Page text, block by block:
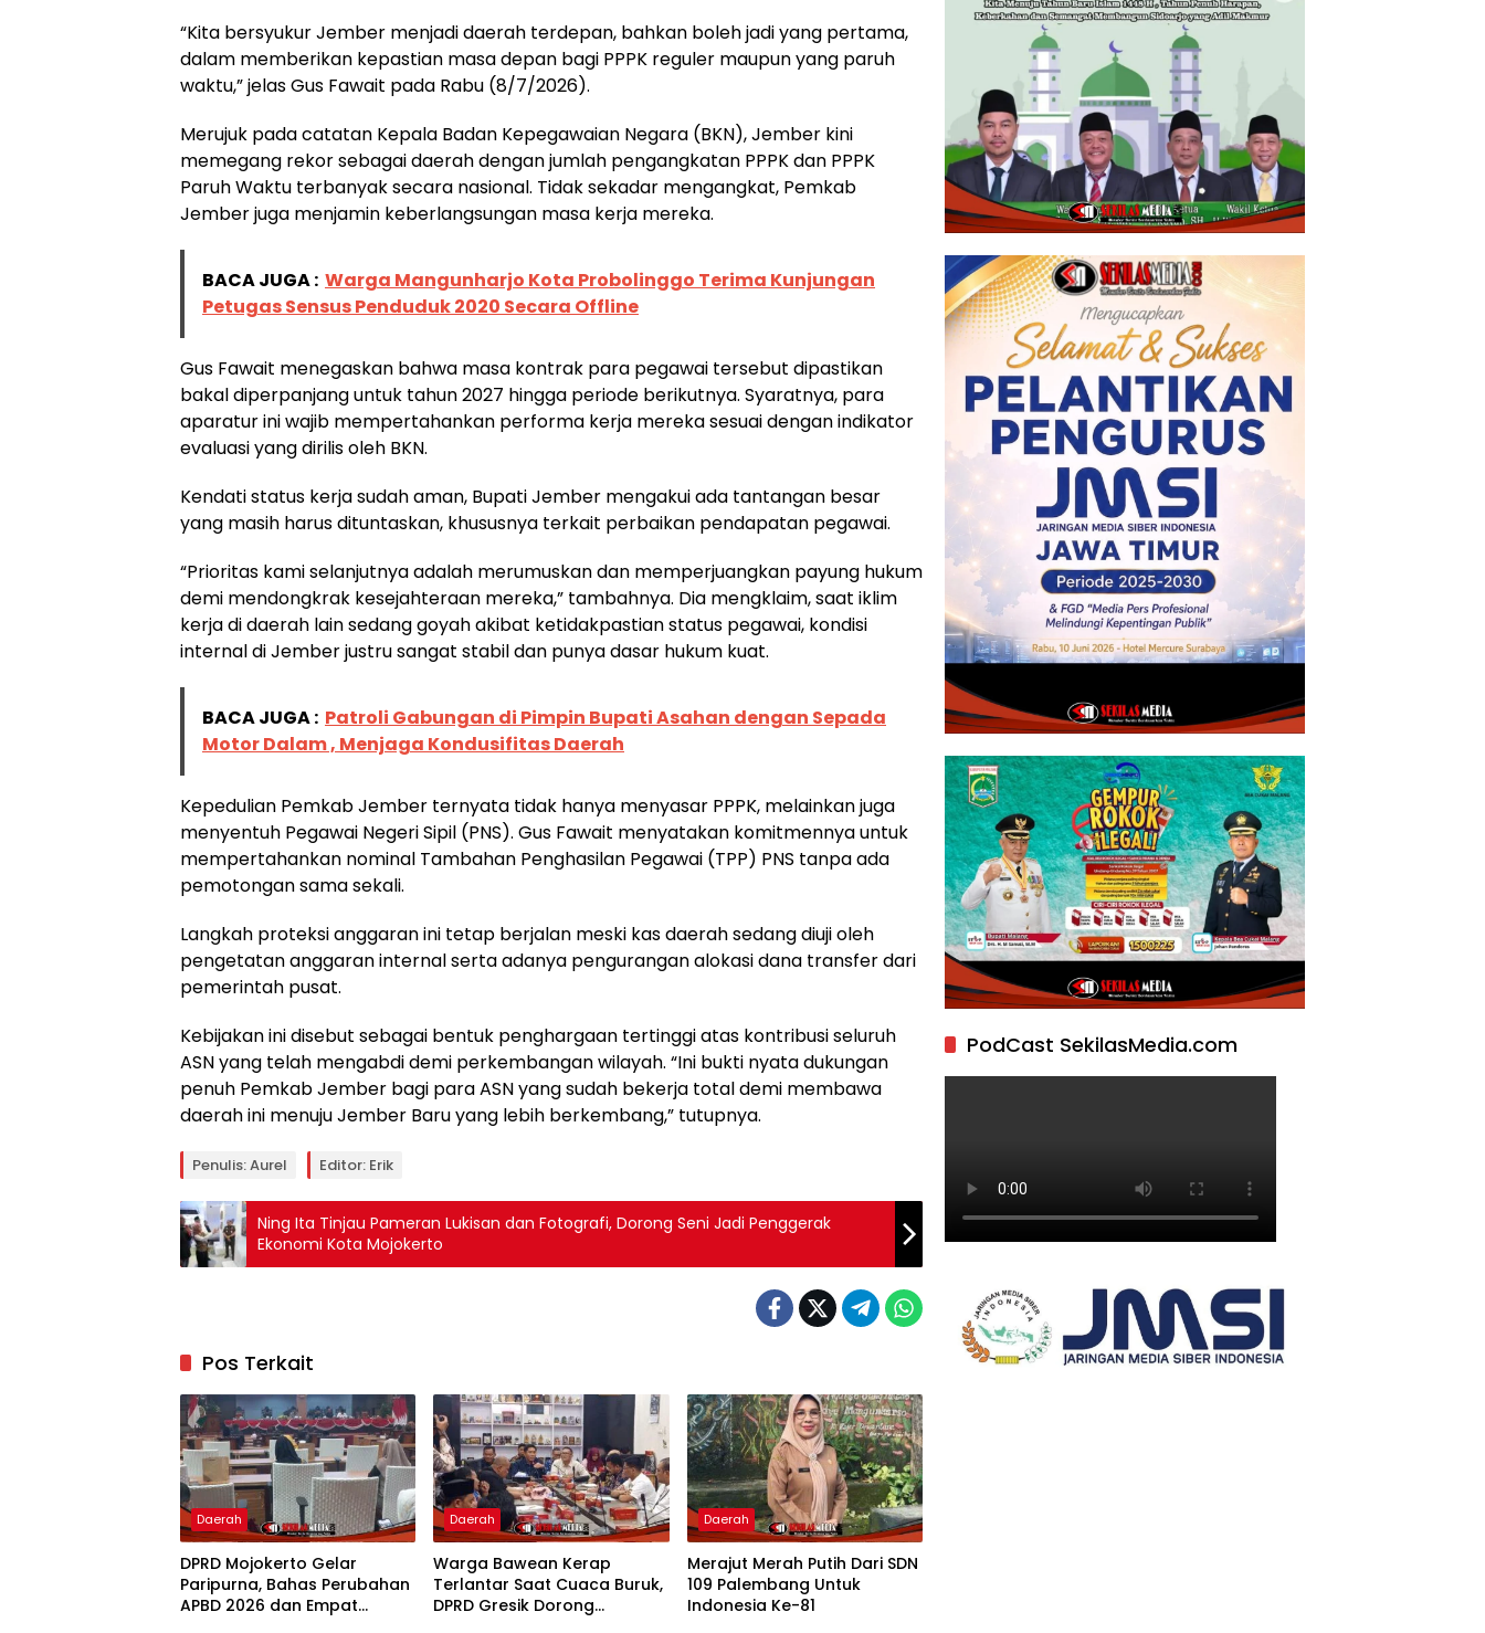
“Kita bersyukur Jember menjadi daerah terdepan, bahkan boleh jadi yang pertama,
dalam memberikan kepastian masa depan bagi PPPK reguler maupun yang paruh
waktu,” jelas Gus Fawait pada Rabu (8/7/2026).
Merujuk pada catatan Kepala Badan Kepegawaian Negara (BKN), Jember kini
memegang rekor sebagai daerah dengan jumlah pengangkatan PPPK dan PPPK
Paruh Waktu terbanyak secara nasional. Tidak sekadar mengangkat, Pemkab
Jember juga menjamin keberlangsungan masa kerja mereka.
BACA JUGA : Warga Mangunharjo Kota Probolinggo Terima Kunjungan
Petugas Sensus Penduduk 2020 Secara Offline
Gus Fawait menegaskan bahwa masa kontrak para pegawai tersebut dipastikan
bakal diperpanjang untuk tahun 2027 hingga periode berikutnya. Syaratnya, para
aparatur ini wajib mempertahankan performa kerja mereka sesuai dengan indikator
evaluasi yang dirilis oleh BKN.
Kendati status kerja sudah aman, Bupati Jember mengakui ada tantangan besar
yang masih harus dituntaskan, khususnya terkait perbaikan pendapatan pegawai.
“Prioritas kami selanjutnya adalah merumuskan dan memperjuangkan payung hukum
demi mendongkrak kesejahteraan mereka,” tambahnya. Dia mengklaim, saat iklim
kerja di daerah lain sedang goyah akibat ketidakpastian status pegawai, kondisi
internal di Jember justru sangat stabil dan punya dasar hukum kuat.
BACA JUGA : Patroli Gabungan di Pimpin Bupati Asahan dengan Sepada
Motor Dalam , Menjaga Kondusifitas Daerah
Kepedulian Pemkab Jember ternyata tidak hanya menyasar PPPK, melainkan juga
menyentuh Pegawai Negeri Sipil (PNS). Gus Fawait menyatakan komitmennya untuk
mempertahankan nominal Tambahan Penghasilan Pegawai (TPP) PNS tanpa ada
pemotongan sama sekali.
Langkah proteksi anggaran ini tetap berjalan meski kas daerah sedang diuji oleh
pengetatan anggaran internal serta adanya pengurangan alokasi dana transfer dari
pemerintah pusat.
Kebijakan ini disebut sebagai bentuk penghargaan tertinggi atas kontribusi seluruh
ASN yang telah mengabdi demi perkembangan wilayah. “Ini bukti nyata dukungan
penuh Pemkab Jember bagi para ASN yang sudah bekerja total demi membawa
daerah ini menuju Jember Baru yang lebih berkembang,” tutupnya.
Penulis: Aurel Editor: Erik
Ning Ita Tinjau Pameran Lukisan dan Fotografi, Dorong Seni Jadi Penggerak
Ekonomi Kota Mojokerto
Pos Terkait
Daerah
DPRD Mojokerto Gelar
Paripurna, Bahas Perubahan
APBD 2026 dan Empat
Daerah
Warga Bawean Kerap
Terlantar Saat Cuaca Buruk,
DPRD Gresik Dorong
Daerah
Merajut Merah Putih Dari SDN
109 Palembang Untuk
Indonesia Ke-81
PodCast SekilasMedia.com